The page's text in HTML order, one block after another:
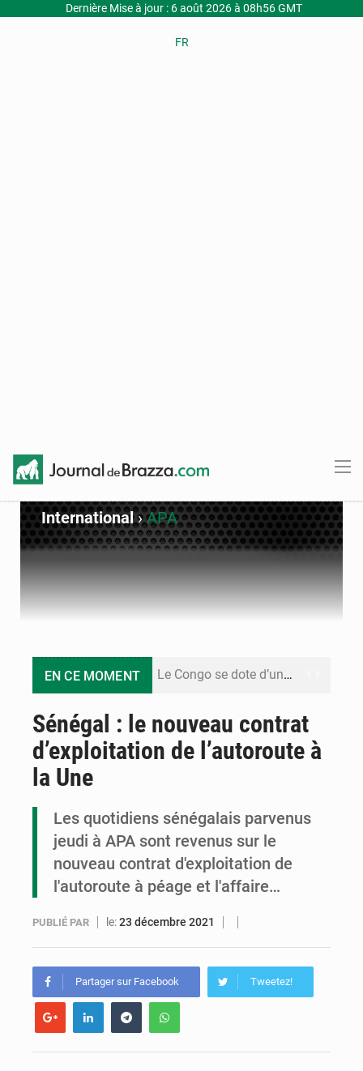
Dernière Mise à jour : 6 août 2026 à 08h56 GMT
FR
International›APA
EN CE MOMENT Le Congo se dote d’un programme national pour valoriser les produits forestiers non ligneux
Cémac : la Commission présente à Denis Sassou N’Guesso sa feuille de route
Compétitions africaines : la CAF ferme la porte à l’AC Léopards et à l’AS Otohô
Sénégal : le nouveau contrat
d’exploitation de l’autoroute à
la Une
Les quotidiens sénégalais parvenus
jeudi à APA sont revenus sur le
nouveau contrat d'exploitation de
l'autoroute à péage et l'affaire…
PUBLIÉ PAR le:23 décembre 2021
Partager sur Facebook Tweetez!